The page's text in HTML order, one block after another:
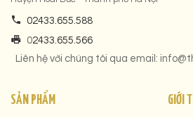
02433.655.588
02433.655.566
Liên hệ với chúng tôi qua email:
SẢN PHẨM GIỚI